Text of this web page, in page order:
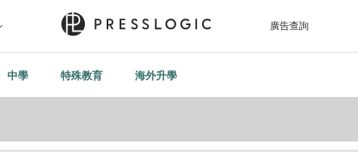
廣告查詢
中學 特殊教育 海外升學